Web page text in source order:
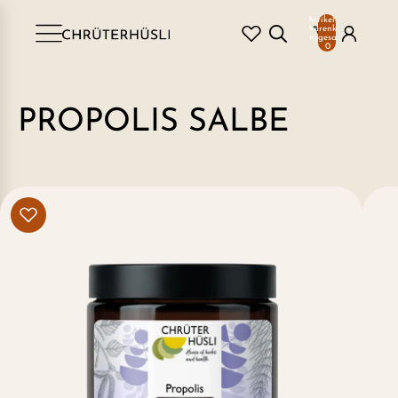
Artikel im
Warenkorb
insgesamt:
0
PROPOLIS SALBE